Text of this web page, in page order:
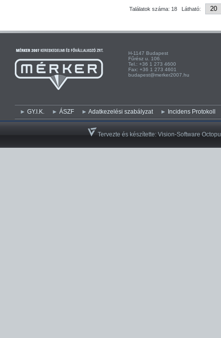
Találatok száma: 18 Látható:
H-1147 Budapest H-
Fűrész u. 106.
Tel.: +36 1 273 4600
Fax: +36 1 273 4601
budapest@merker2007.hu
GY.I.K. ÁSZF Adatkezelési szabályzat Incidens Protokoll
Tervezte és készítette:Vision-Software